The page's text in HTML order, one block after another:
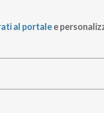
al portalee